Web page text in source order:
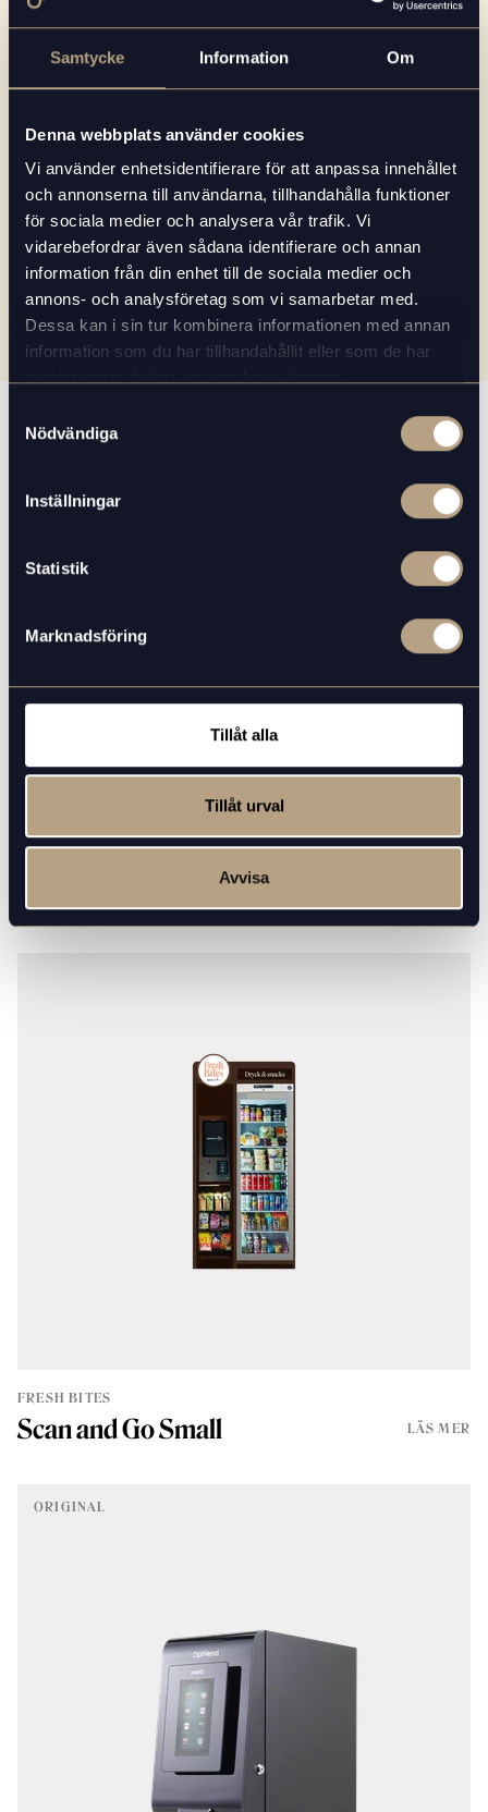
Samtycke Information Om
Denna webbplats använder cookies
Vi använder enhetsidentifierare för att anpassa innehållet
och annonserna till användarna, tillhandahålla funktioner
för sociala medier och analysera vår trafik. Vi
vidarebefordrar även sådana identifierare och annan
information från din enhet till de sociala medier och
annons- och analysföretag som vi samarbetar med.
Dessa kan i sin tur kombinera informationen med annan
information som du har tillhandahållit eller som de har
Nödvändiga
Inställningar
Statistik
Marknadsföring
Tillåt alla
Tillåt urval
Avvisa
godkänner du att vi får lagra dina
personuppgifter enligt
vårIntegritetspolicy.*
Relaterade produkter
FRESH BITES
Scan and Go Small LÄS MER
ORIGINAL